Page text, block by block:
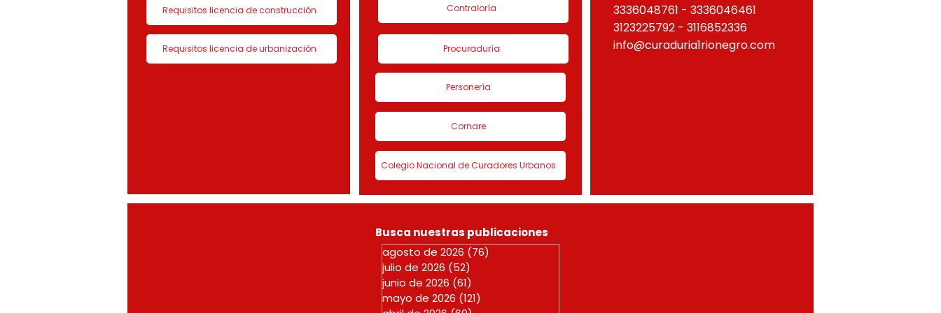
Requisitos licencia de construcción
Requisitos licencia de urbanización
Contraloría
Procuraduría
Personería
Cornare
Colegio Nacional de Curadores Urbanos
3336048761 - 3336046461
3123225792 - 3116852336
info@curaduria1rionegro.com
Busca nuestras publicaciones
agosto de 2026 (76)
julio de 2026 (52)
junio de 2026 (61)
mayo de 2026 (121)